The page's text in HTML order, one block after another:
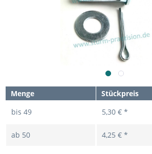
Menge
Stückpreis
bis 49 5,30 € *
ab 50 4,25 € *